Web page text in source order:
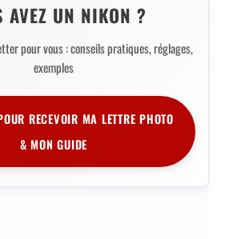
AVEZ UN NIKON ?
pour vous : conseils pratiques, réglages,
exemples
RECEVOIR MA LETTRE PHOTO
& MON GUIDE